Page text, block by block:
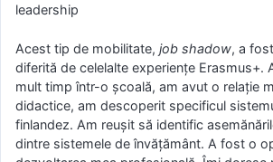
leadership
Acest tip de mobilitate, job shadow, a
diferită de celelalte experiențe Erasmus+.
mult timp într-o școală, am avut o relație
didactice, am descoperit specificul
finlandez. Am reușit să identific
dintre sistemele de învățământ. A fost o